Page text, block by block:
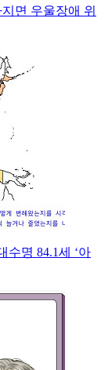
면 우울장애 위
수명 84.1세 ‘아